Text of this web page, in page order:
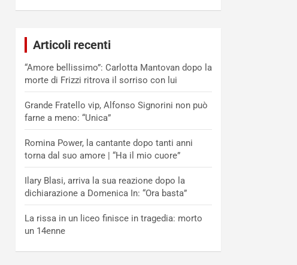
Articoli recenti
“Amore bellissimo”: Carlotta Mantovan dopo la
morte di Frizzi ritrova il sorriso con lui
Grande Fratello vip, Alfonso Signorini non può
farne a meno: “Unica”
Romina Power, la cantante dopo tanti anni
torna dal suo amore | “Ha il mio cuore”
Ilary Blasi, arriva la sua reazione dopo la
dichiarazione a Domenica In: “Ora basta”
La rissa in un liceo finisce in tragedia: morto
un 14enne